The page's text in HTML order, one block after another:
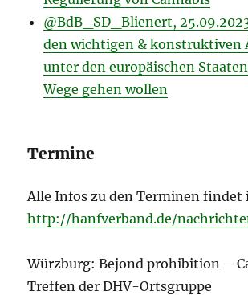
@BdB_SD_Blienert,
den wichtigen & konstruktiven
unter den europäischen
Wege gehen wollen
Termine
Alle Infos zu den Terminen findet
http://hanfverband.de/
Würzburg: Bejond prohibition –
Treffen der DHV-Ortsgruppe